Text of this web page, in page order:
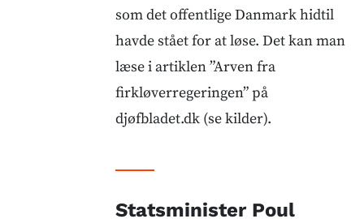
som det offentlige Danmark hidtil
havde stået for at løse. Det kan man
læse i artiklen ”Arven fra
firkløverregeringen” på
djøfbladet.dk (se kilder).
Statsminister Poul